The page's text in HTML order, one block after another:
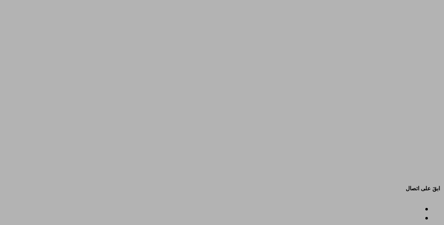
ابقَ على اتصال